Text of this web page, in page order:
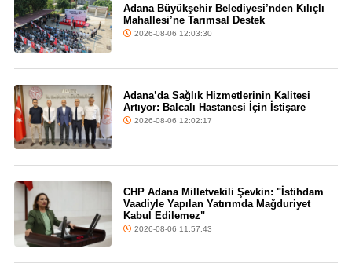
Adana Büyükşehir Belediyesi’nden Kılıçlı
Mahallesi’ne Tarımsal Destek
2026-08-06 12:03:30
Adana’da Sağlık Hizmetlerinin Kalitesi
Artıyor: Balcalı Hastanesi İçin İstişare
2026-08-06 12:02:17
CHP Adana Milletvekili Şevkin: "İstihdam
Vaadiyle Yapılan Yatırımda Mağduriyet
Kabul Edilemez"
2026-08-06 11:57:43